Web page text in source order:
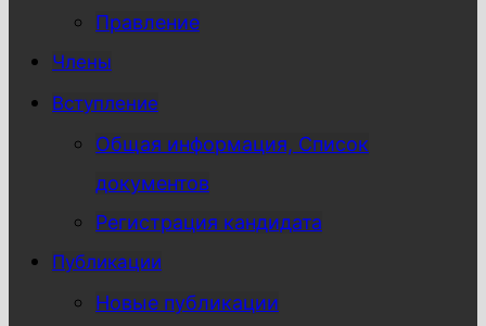
Правление
Члены
Вступление
Общая информация, Список
документов
Регистрация кандидата
Публикации
Новые публикации